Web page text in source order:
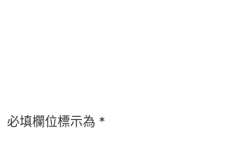
必填欄位標示為 *